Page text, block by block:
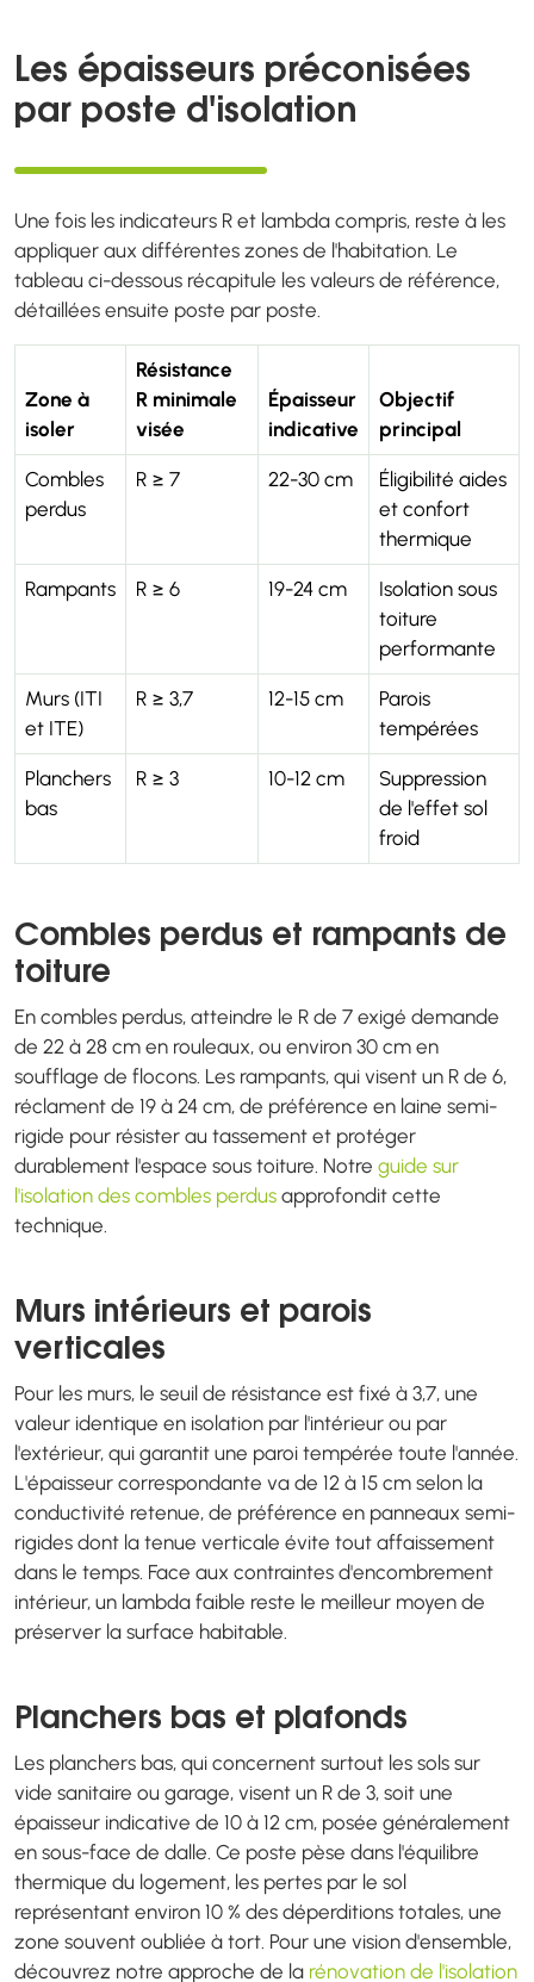
Les épaisseurs préconisées
par poste d'isolation
Une fois les indicateurs R et lambda compris, reste à les
appliquer aux différentes zones de l'habitation. Le
tableau ci-dessous récapitule les valeurs de référence,
détaillées ensuite poste par poste.
Zone à
isoler
Résistance
R minimale
visée
Épaisseur
indicative
Objectif
principal
Combles
perdus
R ≥ 7 22-30 cm
Éligibilité aides
et confort
thermique
Rampants R ≥ 6 19-24 cm
Isolation sous
toiture
performante
Murs (ITI
et ITE)
R ≥ 3,7 12-15 cm
Parois
tempérées
Planchers
bas
R ≥ 3 10-12 cm
Suppression
de l'effet sol
froid
Combles perdus et rampants de
toiture
En combles perdus, atteindre le R de 7 exigé demande
de 22 à 28 cm en rouleaux, ou environ 30 cm en
soufflage de flocons. Les rampants, qui visent un R de 6,
réclament de 19 à 24 cm, de préférence en laine semi-
rigide pour résister au tassement et protéger
durablement l'espace sous toiture. Notre guide sur
l'isolation des combles perdus approfondit cette
technique.
Murs intérieurs et parois
verticales
Pour les murs, le seuil de résistance est fixé à 3,7, une
valeur identique en isolation par l'intérieur ou par
l'extérieur, qui garantit une paroi tempérée toute l'année.
L'épaisseur correspondante va de 12 à 15 cm selon la
conductivité retenue, de préférence en panneaux semi-
rigides dont la tenue verticale évite tout affaissement
dans le temps. Face aux contraintes d'encombrement
intérieur, un lambda faible reste le meilleur moyen de
préserver la surface habitable.
Planchers bas et plafonds
Les planchers bas, qui concernent surtout les sols sur
vide sanitaire ou garage, visent un R de 3, soit une
épaisseur indicative de 10 à 12 cm, posée généralement
en sous-face de dalle. Ce poste pèse dans l'équilibre
thermique du logement, les pertes par le sol
représentant environ 10 % des déperditions totales, une
zone souvent oubliée à tort. Pour une vision d'ensemble,
découvrez notre approche de la rénovation de l'isolation